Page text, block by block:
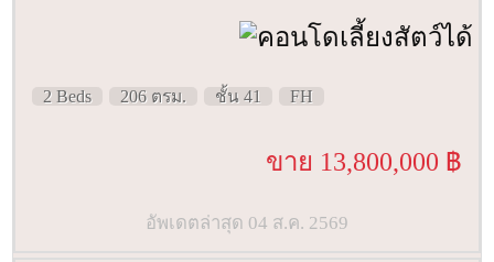
2 Beds 206 ตรม. ชั้น 41 FH
ขาย 13,800,000 ฿
อัพเดตล่าสุด 04 ส.ค. 2569